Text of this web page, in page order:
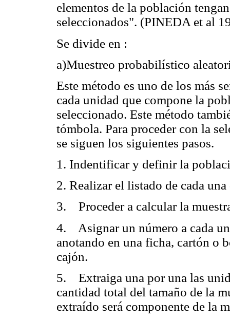
elementos de la población
seleccionados". (PINEDA et al
Se divide en :
a)Muestreo probabilístico
Este método es uno de los más
cada unidad que compone la
seleccionado. Este método
tómbola. Para proceder con la
se siguen los siguientes pasos.
1. Indentificar y definir la
2. Realizar el listado de cada
3. Proceder a calcular la
4. Asignar un número a cada
anotando en una ficha, cartón o
cajón.
5. Extraiga una por una las
cantidad total del tamaño de la
extraído será componente de la